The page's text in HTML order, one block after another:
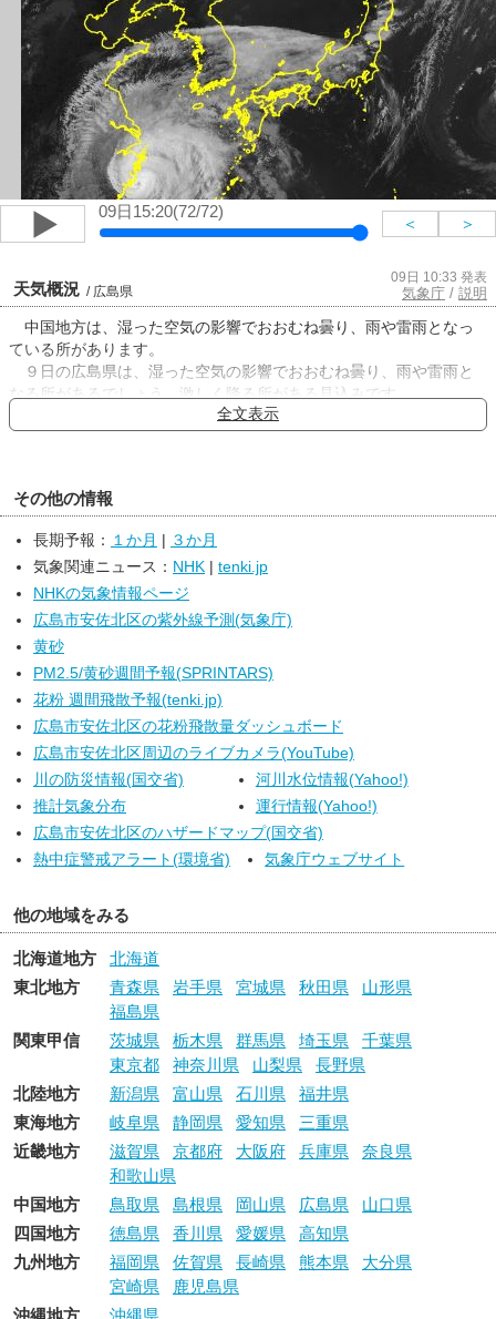
09日15:20(72/72)
＜ ＞
天気概況 / 広島県
09日 10:33 発表
気象庁 / 説明
中国地方は、湿った空気の影響でおおむね曇り、雨や雷雨となっ
ている所があります。
９日の広島県は、湿った空気の影響でおおむね曇り、雨や雷雨と
なる所があるでしょう。激しく降る所がある見込みです。
１０日は、高気圧に覆われておおむね晴れますが、湿った空気の
全文表示
その他の情報
長期予報： １か月
３か月
気象関連ニュース： NHK
tenki.jp
NHKの気象情報ページ
広島市安佐北区の紫外線予測(気象庁)
黄砂
PM2.5/黄砂週間予報(SPRINTARS)
花粉 週間飛散予報(tenki.jp)
広島市安佐北区の花粉飛散量ダッシュボード
広島市安佐北区周辺のライブカメラ(YouTube)
川の防災情報(国交省)
河川水位情報(Yahoo!)
推計気象分布
運行情報(Yahoo!)
広島市安佐北区のハザードマップ(国交省)
熱中症警戒アラート(環境省)
気象庁ウェブサイト
他の地域をみる
北海道地方
北海道
東北地方
青森県 岩手県 宮城県 秋田県
山形県
福島県
関東甲信
茨城県 栃木県 群馬県 埼玉県
千葉県
東京都
神奈川県 山梨県
長野県
北陸地方
新潟県 富山県 石川県
福井県
東海地方
岐阜県 静岡県 愛知県
三重県
近畿地方
滋賀県 京都府 大阪府 兵庫県
奈良県
和歌山県
中国地方
鳥取県 島根県 岡山県 広島県
山口県
四国地方
徳島県 香川県 愛媛県
高知県
九州地方
福岡県 佐賀県 長崎県 熊本県
大分県
宮崎県
鹿児島県
沖縄地方
沖縄県